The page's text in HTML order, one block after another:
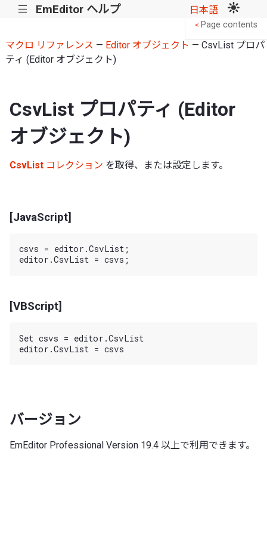
||| EmEditor ヘルプ 日本語
マクロ リファレンス — Editor オブジェクト — CsvList プロパ
ティ (Editor オブジェクト)
CsvList プロパティ (Editor
オブジェクト)
CsvList コレクション を取得、または設定します。
[JavaScript]
csvs = editor.CsvList;
[VBScript]
Set csvs = editor.CsvList
バージョン
EmEditor Professional Version 19.4 以上で利用できます。
< Page contents